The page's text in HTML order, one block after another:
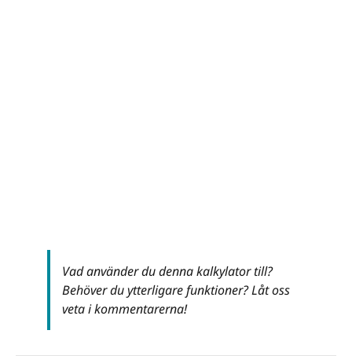
Vad använder du denna kalkylator till?
Behöver du ytterligare funktioner? Låt oss
veta i kommentarerna!